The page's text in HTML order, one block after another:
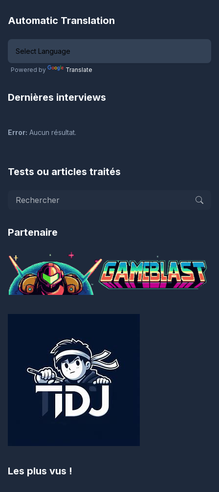
Automatic Translation
Powered by Translate
Dernières interviews
Error: Aucun résultat.
Tests ou articles traités
Partenaire
Les plus vus !